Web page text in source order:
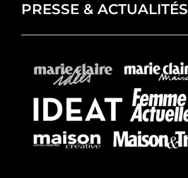
PRESSE & ACTUALITÉS